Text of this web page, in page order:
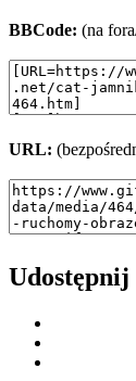
BBCode: (na
URL:
Udostępnij